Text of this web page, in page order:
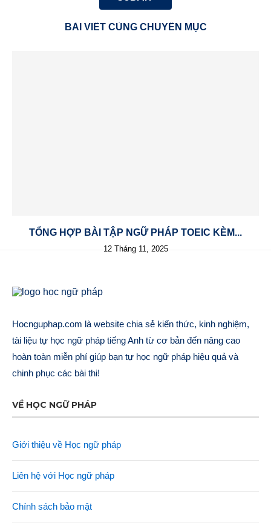
BÀI VIẾT CÙNG CHUYÊN MỤC
TỔNG HỢP BÀI TẬP NGỮ PHÁP TOEIC KÈM...
12 Tháng 11, 2025
Hocnguphap.com là website chia sẻ kiến thức, kinh nghiệm,
tài liệu tự học ngữ pháp tiếng Anh từ cơ bản đến nâng cao
hoàn toàn miễn phí giúp bạn tự học ngữ pháp hiệu quả và
chinh phục các bài thi!
VỀ HỌC NGỮ PHÁP
Giới thiệu về Học ngữ pháp
Liên hệ với Học ngữ pháp
Chính sách bảo mật